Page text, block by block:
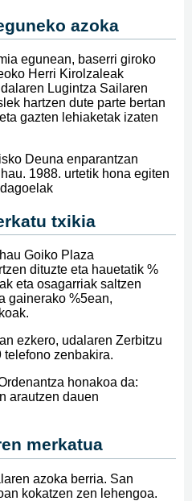
azoka
egunean, baserri giroko
Herri Kirolzaleak
Lugintza Sailaren
hartzen dute parte bertan
gazten lehiaketak izaten
Deuna enparantzan
1988. urtetik hona egiten
txikia
Goiko Plaza
dituzte eta hauetatik %
eta osagarriak saltzen
gainerako %5ean,
ezkero, udalaren Zerbitzu
telefono zenbakira.
honakoa da:
arautzen dauen
merkatua
azoka berria. San
kokatzen zen lehengoa.